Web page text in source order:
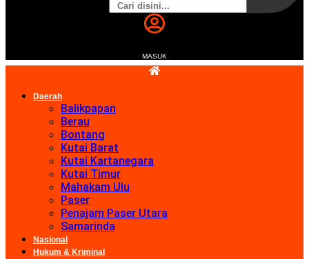
MASUK
Daerah
Balikpapan
Berau
Bontang
Kutai Barat
Kutai Kartanegara
Kutai Timur
Mahakam Ulu
Paser
Penajam Paser Utara
Samarinda
Nasional
Hukum & Kriminal